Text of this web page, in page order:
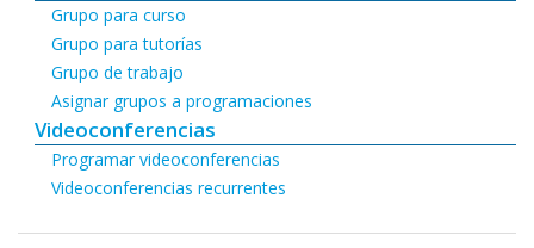
Grupo para curso
Grupo para tutorías
Grupo de trabajo
Asignar grupos a programaciones
Videoconferencias
Programar videoconferencias
Videoconferencias recurrentes